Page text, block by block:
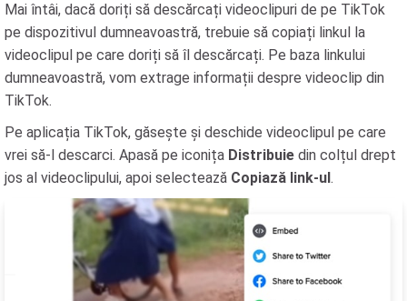
Mai întâi, dacă doriți să descărcați videoclipuri de pe TikTok
pe dispozitivul dumneavoastră, trebuie să copiați linkul la
videoclipul pe care doriți să îl descărcați. Pe baza linkului
dumneavoastră, vom extrage informații despre videoclip din
TikTok.
Pe aplicația TikTok, găsește și deschide videoclipul pe care
vrei să-l descarci. Apasă pe iconița Distribuie din colțul drept
jos al videoclipului, apoi selectează Copiază link-ul.